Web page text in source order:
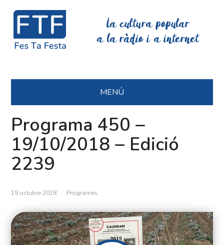
La cultura popular
a la ràdio i a internet
MENÚ
Programa 450 –
19/10/2018 – Edició
2239
19 octubre 2018 Programes